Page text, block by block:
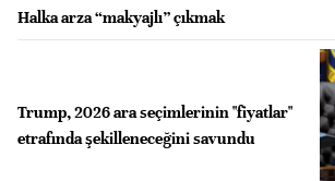
Halka arza “makyajlı” çıkmak
Trump, 2026 ara seçimlerinin "fiyatlar"
etrafında şekilleneceğini savundu